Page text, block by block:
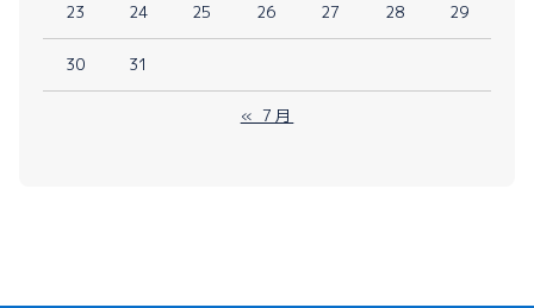
23 24 25 26 27 28 29
30 31
« 7月